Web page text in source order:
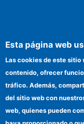
Esta página web
Las cookies de este sitio
contenido, ofrecer
tráfico. Además,
del sitio web con
web, quienes pueden